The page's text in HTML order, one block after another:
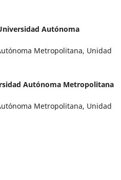
Autónoma
Metropolitana, Unidad
Autónoma Metropolitana
Metropolitana, Unidad